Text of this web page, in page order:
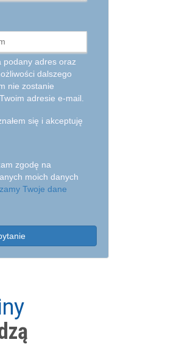
podany adres oraz
dalszego
nie zostanie
adresie e-mail.
się i akceptuję
zgodę na
moich danych
Twoje dane